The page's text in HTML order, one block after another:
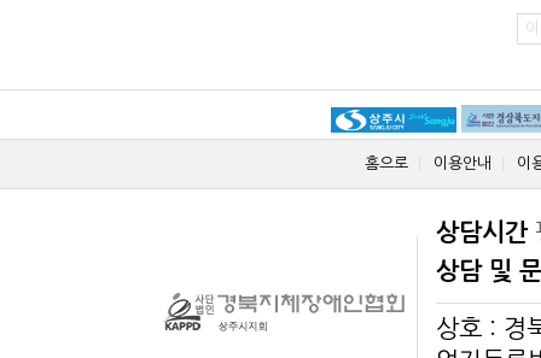
홈으로 이용안내 이
상담시간
상담 및
상호 : 경